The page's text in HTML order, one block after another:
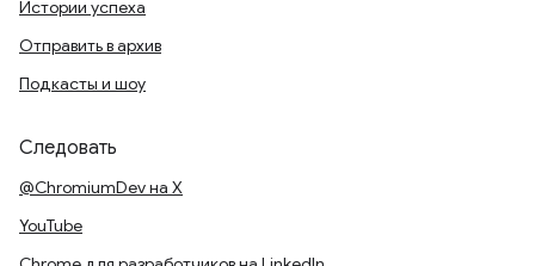
Истории успеха
Отправить в архив
Подкасты и шоу
Следовать
@ChromiumDev на X
YouTube